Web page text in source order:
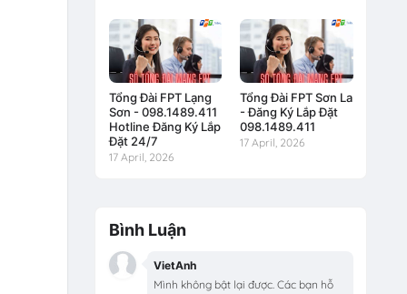
Tổng Đài FPT Lạng
Sơn - 098.1489.411
Hotline Đăng Ký Lắp
Đặt 24/7
17 April, 2026
Tổng Đài FPT Sơn La
- Đăng Ký Lắp Đặt
098.1489.411
17 April, 2026
Bình Luận
VietAnh
Mình không bật lại được. Các bạn hỗ